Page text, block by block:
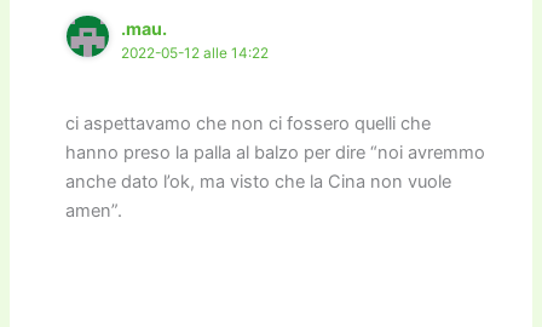
.mau.
2022-05-12 alle 14:22
ci aspettavamo che non ci fossero quelli che
hanno preso la palla al balzo per dire “noi avremmo
anche dato l’ok, ma visto che la Cina non vuole
amen”.